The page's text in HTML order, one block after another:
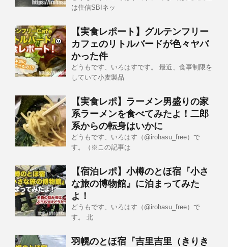
は住信SBIネッ
【実食レポート】グルテンフリー
カフェのリトルバードが色々ヤバ
かった件
どうもです、いろはすです。 最近、食事制限を
していて小麦製品
【実食レポ】ラーメン男盛りの家
系ラーメンを食べてみたよ！二郎
系からの転身はいかに
どうもです、いろはす（@irohasu_free）で
す。（※この記事は
【宿泊レポ】小樽のとほ宿『小さ
な旅の博物館』に泊まってみた
よ！
どうもです、いろはす（@irohasu_free）で
す。 北
羽幌のとほ宿『吉里吉里（きりき